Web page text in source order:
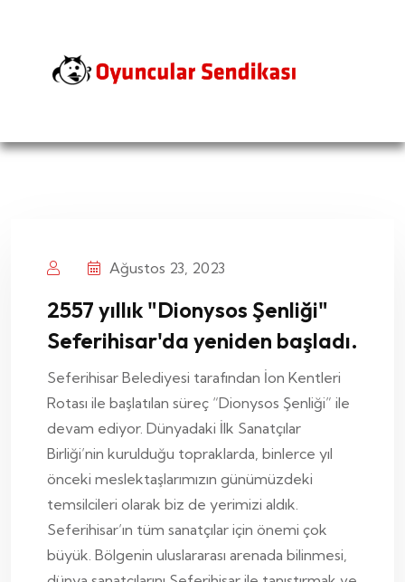
Ağustos 23, 2023
2557 yıllık "Dionysos Şenliği"
Seferihisar'da yeniden başladı.
Seferihisar Belediyesi tarafından İon Kentleri
Rotası ile başlatılan süreç “Dionysos Şenliği” ile
devam ediyor. Dünyadaki İlk Sanatçılar
Birliği’nin kurulduğu topraklarda, binlerce yıl
önceki meslektaşlarımızın günümüzdeki
temsilcileri olarak biz de yerimizi aldık.
Seferihisar’ın tüm sanatçılar için önemi çok
büyük. Bölgenin uluslararası arenada bilinmesi,